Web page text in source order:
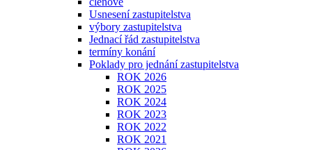
Usnesení zastupitelstva
výbory zastupitelstva
Jednací řád zastupitelstva
termíny konání
Poklady pro jednání zastupitelstva
ROK 2026
ROK 2025
ROK 2024
ROK 2023
ROK 2022
ROK 2021